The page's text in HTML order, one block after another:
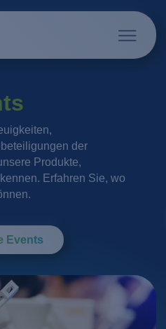
der
Produkte,
Erfahren Sie, wo
Events